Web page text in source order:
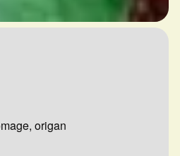
origan